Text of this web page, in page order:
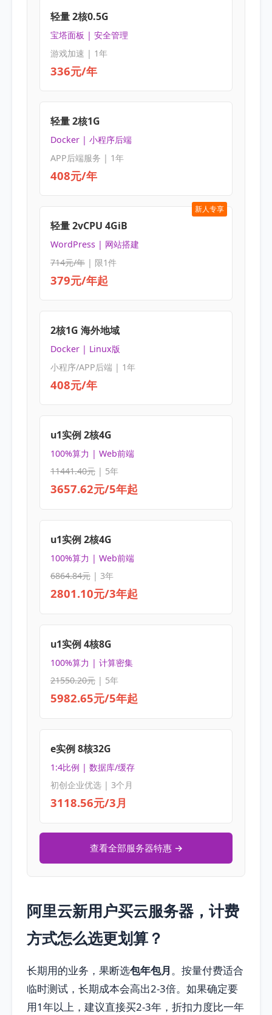
轻量 2核0.5G
宝塔面板 | 安全管理
游戏加速 | 1年
336元/年
轻量 2核1G
Docker | 小程序后端
APP后端服务 | 1年
408元/年
新人专享
轻量 2vCPU 4GiB
WordPress | 网站搭建
714元/年| 限1件
379元/年起
2核1G 海外地域
Docker | Linux版
小程序/APP后端 | 1年
408元/年
u1实例 2核4G
100%算力 | Web前端
11441.40元| 5年
3657.62元/5年起
u1实例 2核4G
100%算力 | Web前端
6864.84元| 3年
2801.10元/3年起
u1实例 4核8G
100%算力 | 计算密集
21550.20元| 5年
5982.65元/5年起
e实例 8核32G
1:4比例 | 数据库/缓存
初创企业优选 | 3个月
3118.56元/3月
查看全部服务器特惠 →
阿里云新用户买云服务器，计费
方式怎么选更划算？
长期用的业务，果断选包年包月。按量付费适合
临时测试，长期成本会高出2-3倍。如果确定要
用1年以上，建议直接买2-3年，折扣力度比一年